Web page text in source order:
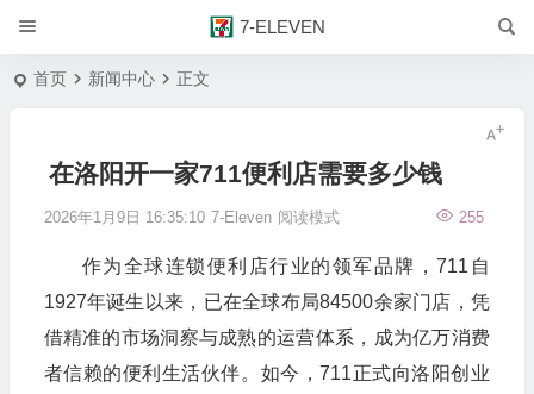
7-ELEVEN
首页 新闻中心 正文
在洛阳开一家711便利店需要多少钱
2026年1月9日 16:35:10 7-Eleven 255
阅读模式
作为全球连锁便利店行业的领军品牌，711自
1927年诞生以来，已在全球布局84500余家门店，凭
借精准的市场洞察与成熟的运营体系，成为亿万消费
者信赖的便利生活伙伴。如今，711正式向洛阳创业